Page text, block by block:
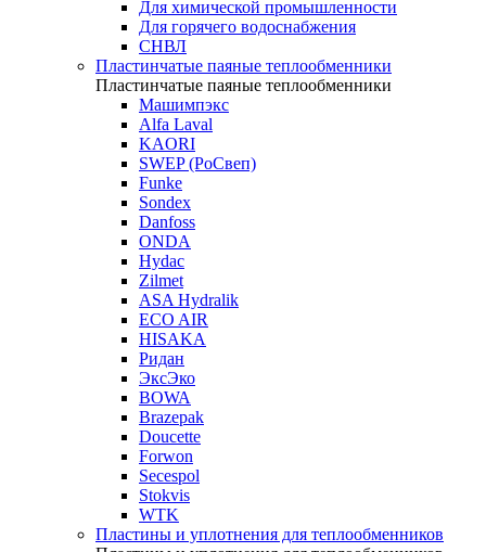
Для химической промышленности
Для горячего водоснабжения
СНВЛ
Пластинчатые паяные теплообменники
Пластинчатые паяные теплообменники
Машимпэкс
Alfa Laval
KAORI
SWEP (РоСвеп)
Funke
Sondex
Danfoss
ONDA
Hydac
Zilmet
ASA Hydralik
ECO AIR
HISAKA
Ридан
ЭксЭко
BOWA
Brazepak
Doucette
Forwon
Secespol
Stokvis
WTK
Пластины и уплотнения для теплообменников